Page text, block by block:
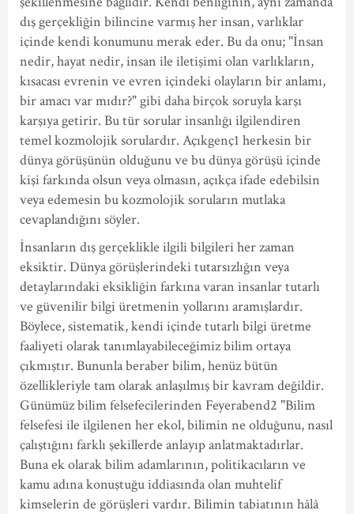
dış gerçekliğin bilincine varmış her insan, varlıklar
içinde kendi konumunu merak eder. Bu da onu; "İnsan
nedir, hayat nedir, insan ile iletişimi olan varlıkların,
kısacası evrenin ve evren içindeki olayların bir anlamı,
bir amacı var mıdır?" gibi daha birçok soruyla karşı
karşıya getirir. Bu tür sorular insanlığı ilgilendiren
temel kozmolojik sorulardır. Açıkgenç1 herkesin bir
dünya görüşünün olduğunu ve bu dünya görüşü içinde
kişi farkında olsun veya olmasın, açıkça ifade edebilsin
veya edemesin bu kozmolojik soruların mutlaka
cevaplandığını söyler.
İnsanların dış gerçeklikle ilgili bilgileri her zaman
eksiktir. Dünya görüşlerindeki tutarsızlığın veya
detaylarındaki eksikliğin farkına varan insanlar tutarlı
ve güvenilir bilgi üretmenin yollarını aramışlardır.
Böylece, sistematik, kendi içinde tutarlı bilgi üretme
faaliyeti olarak tanımlayabileceğimiz bilim ortaya
çıkmıştır. Bununla beraber bilim, henüz bütün
özellikleriyle tam olarak anlaşılmış bir kavram değildir.
Günümüz bilim felsefecilerinden Feyerabend2 "Bilim
felsefesi ile ilgilenen her ekol, bilimin ne olduğunu, nasıl
çalıştığını farklı şekillerde anlayıp anlatmaktadırlar.
Buna ek olarak bilim adamlarının, politikacıların ve
kamu adına konuştuğu iddiasında olan muhtelif
kimselerin de görüşleri vardır. Bilimin tabiatının hâlâ